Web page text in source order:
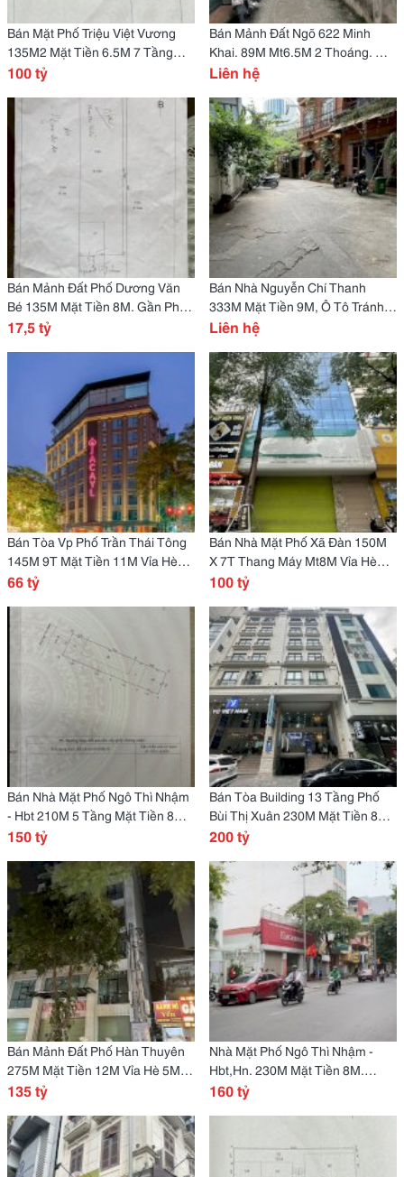
Bán Mặt Phố Triệu Việt Vương
135M2 Mặt Tiền 6.5M 7 Tầng
100 Tỷ. Đang Cho Thuê
100 tỷ
Bán Mảnh Đất Ngõ 622 Minh
Khai. 89M Mt6.5M 2 Thoáng. Ô
Tô Tải Đỗ Cửa. 13 Tỷ
Liên hệ
Bán Mảnh Đất Phố Dương Văn
Bé 135M Mặt Tiền 8M. Gần Phố,
Phù Hợp Xây Ccmn Hoặc Nhà Ở
17,5 tỷ
Bán Nhà Nguyễn Chí Thanh
333M Mặt Tiền 9M, Ô Tô Tránh.
Đang Cho Thuê 100Tr/Th. Giá
Liên hệ
Bán Tòa Vp Phố Trần Thái Tông
145M 9T Mặt Tiền 11M Vỉa Hè
5M. Doanh Thu 200Tr/Th
66 tỷ
Bán Nhà Mặt Phố Xã Đàn 150M
X 7T Thang Máy Mt8M Vỉa Hè
5M. Doanh Thu 300Tr/Th
100 tỷ
Bán Nhà Mặt Phố Ngô Thì Nhậm
- Hbt 210M 5 Tầng Mặt Tiền 8M
Vỉa Hè 5M
150 tỷ
Bán Tòa Building 13 Tầng Phố
Bùi Thị Xuân 230M Mặt Tiền 8M.
Doanh Thu Hơn 300Tr/Th
200 tỷ
Bán Mảnh Đất Phố Hàn Thuyên
275M Mặt Tiền 12M Vỉa Hè 5M
135 Tỷ
135 tỷ
Nhà Mặt Phố Ngô Thì Nhậm -
Hbt,Hn. 230M Mặt Tiền 8M.
Đang Cho Ngân Hàng Thuê
160 tỷ